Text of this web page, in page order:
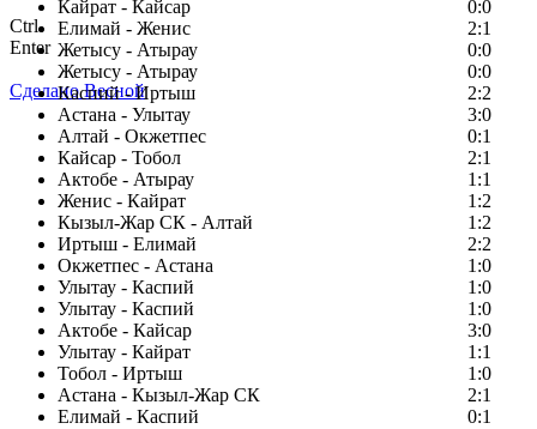
Кайрат - Кайсар
0:0
Елимай - Женис
2:1
Жетысу - Атырау
0:0
Жетысу - Атырау
0:0
Каспий - Иртыш
2:2
Астана - Улытау
3:0
Алтай - Окжетпес
0:1
Кайсар - Тобол
2:1
Актобе - Атырау
1:1
Женис - Кайрат
1:2
Кызыл-Жар СК - Алтай
1:2
Иртыш - Елимай
2:2
Окжетпес - Астана
1:0
Улытау - Каспий
1:0
Улытау - Каспий
1:0
Актобе - Кайсар
3:0
Улытау - Кайрат
1:1
Тобол - Иртыш
1:0
Астана - Кызыл-Жар СК
2:1
Елимай - Каспий
0:1
Ctrl
Enter
Сделано Весной